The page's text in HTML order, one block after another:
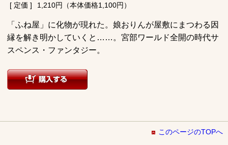
[ 定価 ] 1,210円（本体価格1,100円）
「ふね屋」に化物が現れた。娘おりんが屋敷にまつわる因
縁を解き明かしていくと……。宮部ワールド全開の時代サ
スペンス・ファンタジー。
このページのTOPへ